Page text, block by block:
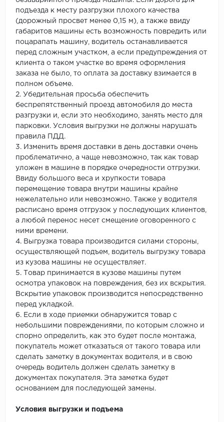
подъезда к месту разгрузки плохого качества
(дорожный просвет менее 0,15 м), а также ввиду
габаритов машины есть возможность повредить или
поцарапать машину, водитель останавливается
перед сложным участком, а если предупреждения от
клиента о таком участке во время оформления
заказа не было, то оплата за доставку взимается в
полном объеме.
2. Убедительная просьба обеспечить
беспрепятственный проезд автомобиля до места
разгрузки и, если это необходимо, занять место для
парковки. Условия выгрузки не должны нарушать
правила ПДД.
3. Изменить время доставки в день доставки очень
проблематично, а чаще невозможно, так как товар
уложен в машине в порядке очередности отгрузки.
Ввиду большого веса и хрупкости товара
перемещение товара внутри машины крайне
нежелательно или невозможно. Также у водителя
расписано время отгрузок у последующих клиентов,
а любой перенос несет смещение оговоренного с
ними времени.
4. Выгрузка товара производится силами стороны,
осуществляющей подъем, водитель выгрузку товара
из кузова машины не осуществляет.
5. Товар принимается в кузове машины путем
осмотра упаковок на повреждения, без их вскрытия.
Вскрытие упаковок производится непосредственно
перед укладкой.
6. Если в ходе приемки обнаружится товар с
небольшими повреждениями, по которым сложно и
спорно определить, как это будет после монтажа,
покупатель может отказаться от такого товара или
сделать заметку в документах водителя, и в свою
очередь водитель должен сделать заметку в
документах покупателя. Эта заметка будет
основанием для последующей замены.
Условия выгрузки и подъема